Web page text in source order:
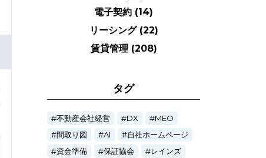
電子契約 (14)
リーシング (22)
賃貸管理 (208)
タグ
不動産会社経営 DX
MEO
間取り図
AI
自社ホームページ
資金準備
保証協会
レインズ